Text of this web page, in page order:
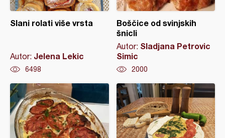
Slani rolati više vrsta
Autor: Jelena Lekic
6498
Boščice od svinjskih
šnicli
Autor: Sladjana Petrovic
Simic
2000